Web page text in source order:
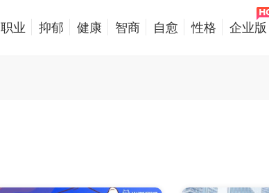
职业 抑郁 健康 智商 自愈 性格 企业版